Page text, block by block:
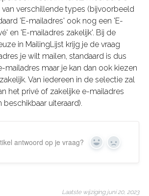
van verschillende types (bijvoorbeeld
'E-mailadres' ook nog een 'E-
en 'E-mailadres zakelijk'. Bij de
in MailingLijst krijg je de vraag
je wilt mailen, standaard is dus
mailadres maar je kan dan ook kiezen
Van iedereen in de selectie zal
het privé of zakelijke e-mailadres
beschikbaar uiteraard).
antwoord op je vraag? Yes No
Laatste wijziging juni 20, 2023